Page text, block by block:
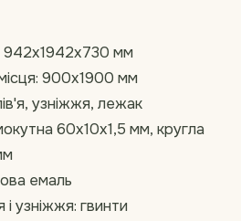
942х1942х730 мм
900х1900 мм
узніжжя, лежак
60х10х1,5 мм, кругла
емаль
і узніжжя: гвинти